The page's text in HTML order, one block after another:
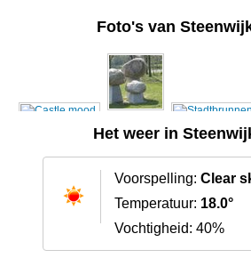
Foto's van
Het weer in
Voorspelling: Clear
Temperatuur: 18.0°
Vochtigheid: 40%